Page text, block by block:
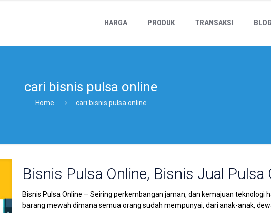
HARGA PRODUK TRANSAKSI BLOG
cari bisnis pulsa online
Home cari bisnis pulsa online
Bisnis Pulsa Online, Bisnis Jual Pulsa
Bisnis Pulsa Online – Seiring perkembangan jaman, dan kemajuan teknologi
barang mewah dimana semua orang sudah mempunyai, dari anak-anak,